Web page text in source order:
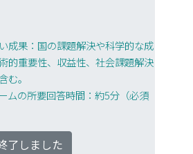
成果：国の課題解決や科学的な成
的重要性、収益性、社会課題解決
む。
ムの所要回答時間：約5分（必須
了しました